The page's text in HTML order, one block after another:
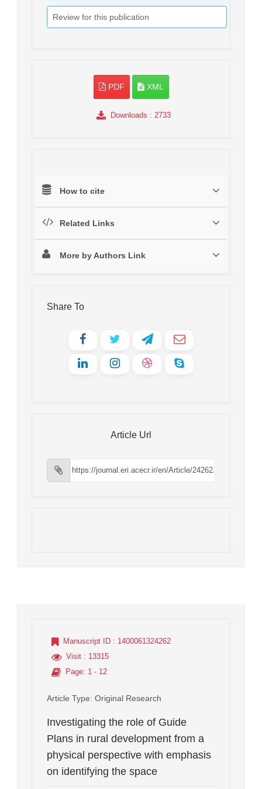
Review for this publication
PDF XML
Downloads : 2733
How to cite
Related Links
More by Authors Link
Share To
Article Url
Manuscript ID : 1400061324262
Visit : 13315
Page: 1 - 12
Article Type: Original Research
Investigating the role of Guide
Plans in rural development from a
physical perspective with emphasis
on identifying the space